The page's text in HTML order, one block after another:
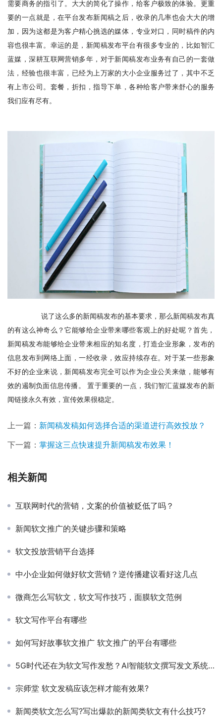
需要商务的指引了。大大的简化了操作，给客户极致的体验。更重
要的一点就是，在平台发布新闻稿之后，收录的几率也会大大的增
加，因为这都是为客户精心挑选的媒体，专业对口，同时稿件的内
容也很丰富。幸运的是，新闻稿发布平台有很多专业的，比如智汇
蓝媒，深耕互联网营销多年，对于新闻稿发布业务有自己的一套做
法，经验也很丰富，已经为上万家的大小企业服务过了，其中不乏
有上市公司。套餐，折扣，指导下单，各种给客户带来舒心的服务
我们应有尽有。
说了这么多的新闻稿发布的基本要求，那么新闻稿发布真
的有这么神奇么？它能够给企业带来哪些客观上的好处呢？首先，
新闻稿发布能够给企业带来相应的知名度，打造企业形象，发布的
信息发布到网络上面，一经收录，效应持续存在。对于某一些形象
不好的企业来说，新闻稿发布完全可以作为企业公关来做，能够有
效的遏制负面信息传播。 置于重要的一点，我们智汇蓝媒发布的新
闻链接永久有效，宣传效果很稳定。
上一篇： 新闻稿发稿如何选择合适的渠道进行高效投放？
下一篇： 掌握这三点快速提升新闻稿发布效果！
相关新闻
互联网时代的营销，文案的价值被贬低了吗？
新闻软文推广的关键步骤和策略
软文投放营销平台选择
中小企业如何做好软文营销？逆传播建议看好这几点
微商怎么写软文，软文写作技巧，面膜软文范例
软文写作平台有哪些
如何写好故事软文推广 软文推广的平台有哪些
5G时代还在为软文写作发愁？AI智能软文撰写发文系统让写作更简单
宗师堂 软文发稿应该怎样才能有效果?
新闻类软文怎么写?写出爆款的新闻类软文有什么技巧?